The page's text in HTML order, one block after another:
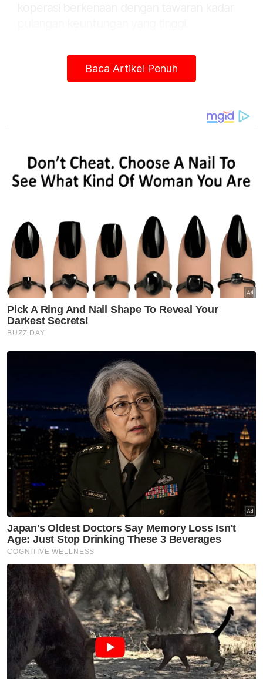
bayaran modal bagi tujuan membeli emas
dan dijanjikan dengan keuntungan tinggi
berbeza dari bulan Disember 2021 sehingga
Julai 2022 di mana jumlah keseluruhan
pelaburan yang disertai sebanyak
Mengulas lanjut, Azli berkata, wanita
tersebut memaklumkan ada menerima
bayaran balik keuntungan dijanjikan
berjumlah RM50,000 dalam urusan
berkenaan.
Bagaimanapun, Azli berkata, tiada sebarang
bayaran lagi dibuat selepas itu sehingga
laporan polis dibuat pada Isnin lalu berikutan
mangsa merasakan dirinya ditipu oleh
koperasi tersebut.
Dalam pada itu, beliau berkata, sebanyak
dua laporan polis telah dibuat setakat ini oleh
mangsa-mangsa yang mengalami kerugian
setelah menyertai pelaburan di koperasi
berkenaan.
Artikel Berkaitan:
Baca Artikel Penuh